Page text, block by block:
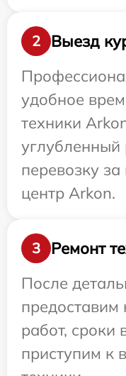
2
Выезд
удобное
техники
перевозку
центр Arkon.
3
Ремонт
После
предоставим
работ, сроки
приступим к